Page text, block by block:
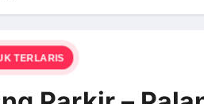
TERLARIS